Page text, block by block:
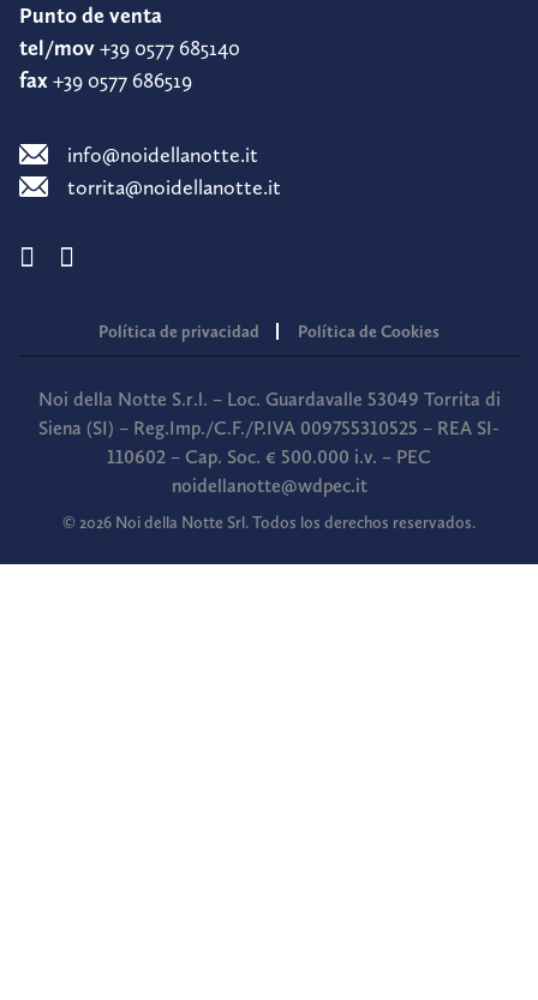
Punto de venta
tel/mov+39 0577 685140
fax+39 0577 686519
info@noidellanotte.it
torrita@noidellanotte.it
Política de privacidad Política de Cookies
Noi della Notte S.r.l. – Loc. Guardavalle 53049 Torrita di
Siena (SI) – Reg.Imp./C.F./P.IVA 009755310525 – REA SI-
110602 – Cap. Soc. € 500.000 i.v. – PEC
noidellanotte@wdpec.it
© 2026 Noi della Notte Srl. Todos los derechos reservados.